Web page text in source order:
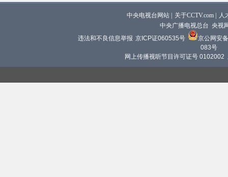
中央电视台网站 关于CCTV.com
人
中央广播电视总台 央视
违法和不良信息举报 京ICP证060535号
京公网安
083号
网上传播视听节目许可证号